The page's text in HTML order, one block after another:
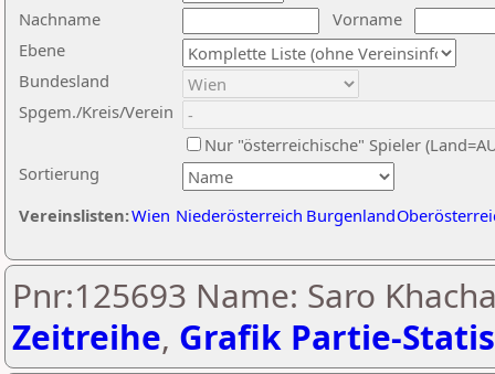
Nachname
Vorname
Ebene
Sortierung
Bundesland
Spgem./Kreis/Verein
Nur "österreichische" Spieler
Vereinslisten:Wien Niederösterreich Burgenland
Pnr:125693 Name: Saro
Zeitreihe, Grafik Partie-